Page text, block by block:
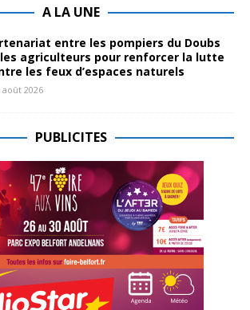
A LA UNE
entre les pompiers du Doubs
agriculteurs pour renforcer la lutte
les feux d’espaces naturels
août 2026
PUBLICITES